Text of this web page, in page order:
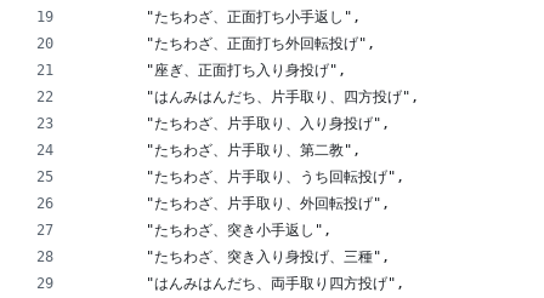
        "たちわざ、正面打ち小手返し",
        "たちわざ、正面打ち外回転投げ",
        "座ぎ、正面打ち入り身投げ",
        "はんみはんだち、片手取り、四方投げ",
        "たちわざ、片手取り、入り身投げ",
        "たちわざ、片手取り、第二教",
        "たちわざ、片手取り、うち回転投げ",
        "たちわざ、片手取り、外回転投げ",
        "たちわざ、突き小手返し",
        "たちわざ、突き入り身投げ、三種",
        "はんみはんだち、両手取り四方投げ",